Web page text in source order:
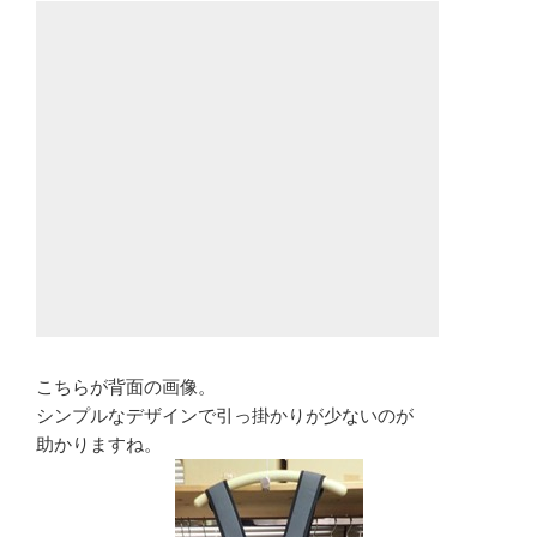
こちらが背面の画像。
シンプルなデザインで引っ掛かりが少ないのが
助かりますね。